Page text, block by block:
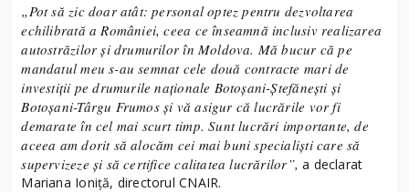
„Pot să zic doar atât: personal optez pentru dezvoltarea
echilibrată a României, ceea ce înseamnă inclusiv realizarea
autostrăzilor și drumurilor în Moldova. Mă bucur că pe
mandatul meu s-au semnat cele două contracte mari de
investiții pe drumurile naționale Botoșani-Ștefănești și
Botoșani-Târgu Frumos și vă asigur că lucrările vor fi
demarate în cel mai scurt timp. Sunt lucrări importante, de
aceea am dorit să alocăm cei mai buni specialiști care să
supervizeze și să certifice calitatea lucrărilor”, a declarat
Mariana Ioniță, directorul CNAIR.